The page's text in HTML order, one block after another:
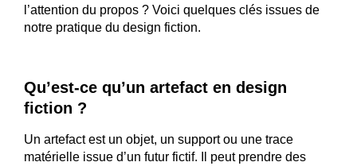
l’attention du propos ? Voici quelques clés issues de
notre pratique du design fiction.
Qu’est-ce qu’un artefact en design
fiction ?
Un artefact est un objet, un support ou une trace
matérielle issue d’un futur fictif. Il peut prendre des